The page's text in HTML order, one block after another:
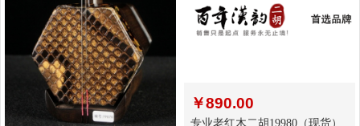
￥890.00
专业老红木二胡19980（现货）